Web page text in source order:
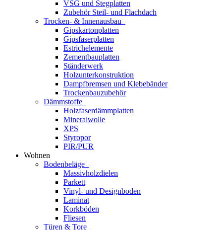
VSG und Stegplatten
Zubehör Steil- und Flachdach
Trocken- & Innenausbau
Gipskartonplatten
Gipsfaserplatten
Estrichelemente
Zementbauplatten
Ständerwerk
Holzunterkonstruktion
Dampfbremsen und Klebebänder
Trockenbauzubehör
Dämmstoffe
Holzfaserdämmplatten
Mineralwolle
XPS
Styropor
PIR/PUR
Wohnen
Bodenbeläge
Massivholzdielen
Parkett
Vinyl- und Designboden
Laminat
Korkböden
Fliesen
Türen & Tore